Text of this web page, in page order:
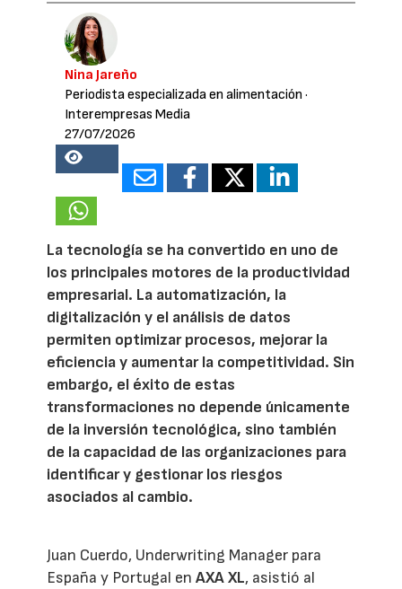
Nina Jareño
Periodista especializada en alimentación ·
Interempresas Media
27/07/2026
17038
La tecnología se ha convertido en uno de
los principales motores de la productividad
empresarial. La automatización, la
digitalización y el análisis de datos
permiten optimizar procesos, mejorar la
eficiencia y aumentar la competitividad. Sin
embargo, el éxito de estas
transformaciones no depende únicamente
de la inversión tecnológica, sino también
de la capacidad de las organizaciones para
identificar y gestionar los riesgos
asociados al cambio.
Juan Cuerdo, Underwriting Manager para
España y Portugal enAXA XL, asistió al